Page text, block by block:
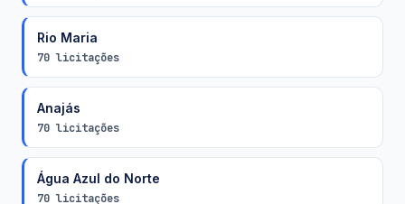
Rio Maria
70 licitações
Anajás
70 licitações
Água Azul do Norte
70 licitações